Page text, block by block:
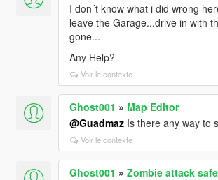
I don´t know what i did wrong
leave the Garage...drive in with
gone...
Any Help?
Voir le contexte
Ghost001 » Map Editor
@GuadmazIs there any way to
Voir le contexte
Ghost001 » Zombie attack